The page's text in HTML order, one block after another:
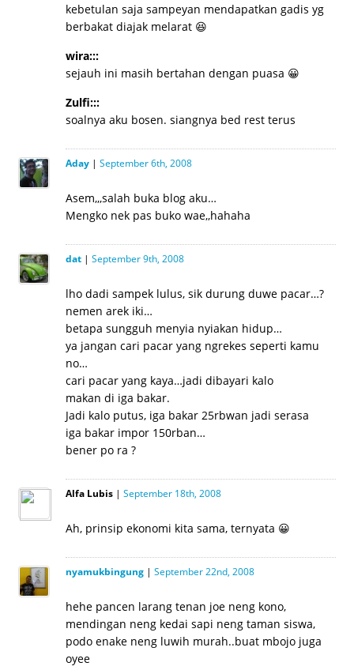
kebetulan saja sampeyan mendapatkan gadis yg
berbakat diajak melarat 😆
wira:::
sejauh ini masih bertahan dengan puasa 😀
Zulfi:::
soalnya aku bosen. siangnya bed rest terus
Aday| September 6th, 2008
Asem,,,salah buka blog aku…
Mengko nek pas buko wae,,hahaha
dat| September 9th, 2008
lho dadi sampek lulus, sik durung duwe pacar…?
nemen arek iki…
betapa sungguh menyia nyiakan hidup…
ya jangan cari pacar yang ngrekes seperti kamu
no…
cari pacar yang kaya…jadi dibayari kalo
makan di iga bakar.
Jadi kalo putus, iga bakar 25rbwan jadi serasa
iga bakar impor 150rban…
bener po ra ?
Alfa Lubis| September 18th, 2008
Ah, prinsip ekonomi kita sama, ternyata 😀
nyamukbingung| September 22nd, 2008
hehe pancen larang tenan joe neng kono,
mendingan neng kedai sapi neng taman siswa,
podo enake neng luwih murah..buat mbojo juga
oyee